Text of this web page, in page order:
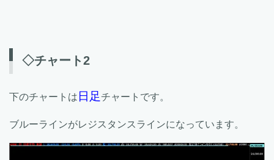
◇チャート2
下のチャートは 日足 チャートです。
ブルーラインがレジスタンスラインになっています。